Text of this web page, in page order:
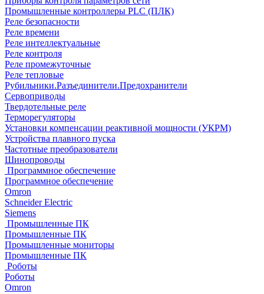
Промышленные контроллеры PLC (ПЛК)
Реле безопасности
Реле времени
Реле интеллектуальные
Реле контроля
Реле промежуточные
Реле тепловые
Рубильники.Разъединители.Предохранители
Сервоприводы
Твердотельные реле
Терморегуляторы
Установки компенсации реактивной мощности (УКРМ)
Устройства плавного пуска
Частотные преобразователи
Шинопроводы
Программное обеспечение
Программное обеспечение
Omron
Schneider Electric
Siemens
Промышленные ПК
Промышленные ПК
Промышленные мониторы
Промышленные ПК
Роботы
Роботы
Omron